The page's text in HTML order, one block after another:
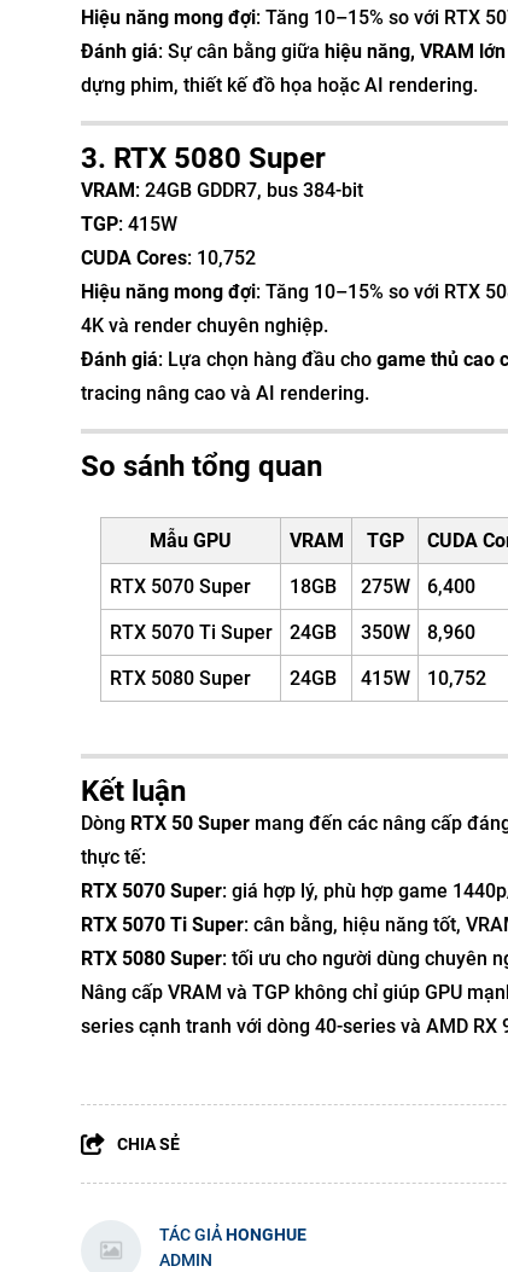
Hiệu năng mong đợi: Tăng 10–15% so với RTX
Đánh giá: Sự cân bằng giữa hiệu năng, VRAM
dựng phim, thiết kế đồ họa hoặc AI rendering.
3. RTX 5080 Super
VRAM: 24GB GDDR7, bus 384-bit
TGP: 415W
CUDA Cores: 10,752
Hiệu năng mong đợi: Tăng 10–15% so với RTX
4K và render chuyên nghiệp.
Đánh giá: Lựa chọn hàng đầu cho game thủ cao
tracing nâng cao và AI rendering.
So sánh tổng quan
Mẫu GPU VRAM TGP CUDA
RTX 5070 Super
18GB 275W 6,400
RTX 5070 Ti Super
24GB 350W 8,960
RTX 5080 Super
24GB 415W 10,752
Kết luận
Dòng RTX 50 Super mang đến các nâng cấp
thực tế:
RTX 5070 Super: giá hợp lý, phù hợp game
RTX 5070 Ti Super: cân bằng, hiệu năng tốt,
RTX 5080 Super: tối ưu cho người dùng chuyên
Nâng cấp VRAM và TGP không chỉ giúp GPU
series cạnh tranh với dòng 40-series và AMD RX
CHIA SẺ
TÁC GIẢHONGHUE
ADMIN